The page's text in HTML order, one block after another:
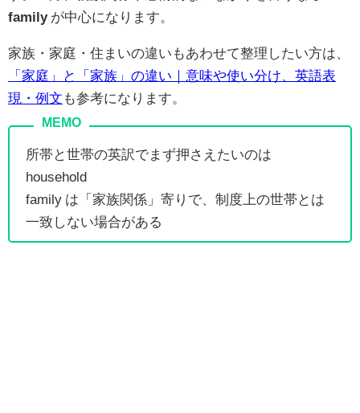
familyが中心になります。
家族・家庭・住まいの違いもあわせて整理したい方は、
「家庭」と「家族」の違い｜意味や使い分け、英語表
現・例文 も参考になります。
所帯と世帯の英訳でまず押さえたいのは
household
family は「家族関係」寄りで、制度上の世帯とは
一致しない場合がある